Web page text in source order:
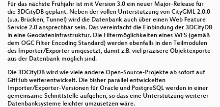
OSM-Geocoding mit Solr
Mobile Kartenviewer mit Openlayers 3
GeoExt2
opencaching.de
Höhenbewusstes Routing mit Radardaten
Für das nächste Frühjahr ist mit Version 3.0 ein neuer Major-Release für
die 3DCityDB geplant. Neben der vollen Unterstützung von CityGML 2.0.0
(u.a. Brücken, Tunnel) wird die Datenbank auch über einen Web Feature
Service 2.0 ansprechbar sein. Das vereinfacht die Einbindung der 3DCityDB
in eine Geodateninfrastruktur. Die Filtermöglichkeiten eines WFS (gemäß
dem OGC Filter Encoding Standard) werden ebenfalls in den Teilmodulen
des Importer/Exporter umgesetzt, damit z.B. viel präzisere Objektexporte
aus der Datenbank möglich sind.
Die 3DCityDB wird wie viele andere Open-Source-Projekte ab sofort auf
GitHub weiterentwickelt. Die bisher parallel entwickelten
Importer/Exporter-Versionen für Oracle und PostgreSQL werden in einer
gemeinsame Schnittstelle aufgehen, so dass eine Unterstützung weiterer
Datenbanksysteme leichter umzusetzen wäre.